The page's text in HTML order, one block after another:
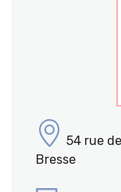
54 rue
Bresse